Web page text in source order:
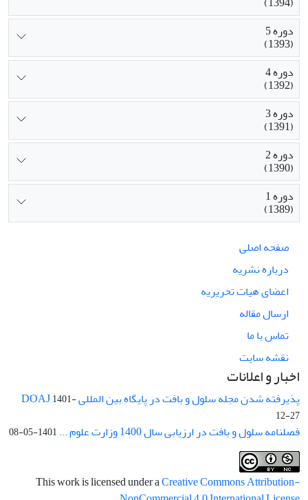
دوره 5
(1393)
دوره 4
(1392)
دوره 3
(1391)
دوره 2
(1390)
دوره 1
(1389)
صفحه اصلی
درباره نشریه
اعضای هیات تحریریه
ارسال مقاله
تماس با ما
نقشه سایت
اخبار و اعلانات
پذیرفته شدن مجله سلول و بافت در پایگاه بین المللی DOAJ1401-
12-27
فصلنامه سلول و بافت در ارزیابی سال 1400 وزارت علوم ... 1401-05-08
This work is licensed under aCreative Commons Attribution-